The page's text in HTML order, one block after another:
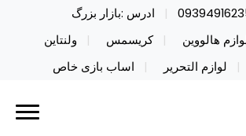
ادرس :بازار بزرگ
هالووین کریسمس
ولنتاین
لوازم التحریر اساب بازی خاص
اسباب بازی تراول ماگ نایکر